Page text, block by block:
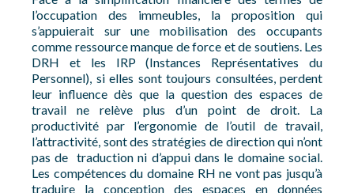
l’occupation des immeubles, la proposition qui
s’appuierait sur une mobilisation des occupants
comme ressource manque de force et de soutiens. Les
DRH et les IRP (Instances Représentatives du
Personnel), si elles sont toujours consultées, perdent
leur influence dès que la question des espaces de
travail ne relève plus d’un point de droit. La
productivité par l’ergonomie de l’outil de travail,
l’attractivité, sont des stratégies de direction qui n’ont
pas de traduction ni d’appui dans le domaine social.
Les compétences du domaine RH ne vont pas jusqu’à
traduire la conception des espaces en données